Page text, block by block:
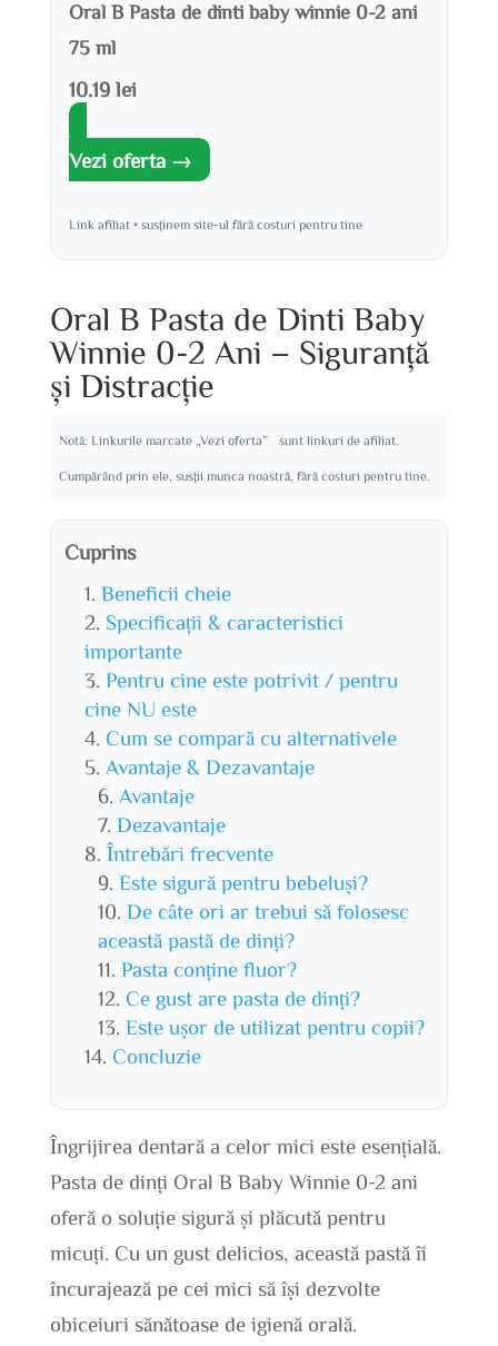
Oral B Pasta de dinti baby winnie 0-2 ani
75 ml
10.19 lei
Vezi oferta →
Link afiliat • susținem site-ul fără costuri pentru tine
Oral B Pasta de Dinti Baby
Winnie 0-2 Ani – Siguranță
și Distracție
Notă: Linkurile marcate „Vezi oferta” sunt linkuri de afiliat.
Cumpărând prin ele, susții munca noastră, fără costuri pentru tine.
Cuprins
Beneficii cheie
Specificații & caracteristici
importante
Pentru cine este potrivit / pentru
cine NU este
Cum se compară cu alternativele
Avantaje & Dezavantaje
Avantaje
Dezavantaje
Întrebări frecvente
Este sigură pentru bebeluși?
De câte ori ar trebui să folosesc
această pastă de dinți?
Pasta conține fluor?
Ce gust are pasta de dinți?
Este ușor de utilizat pentru copii?
Concluzie
Îngrijirea dentară a celor mici este esențială.
Pasta de dinți Oral B Baby Winnie 0-2 ani
oferă o soluție sigură și plăcută pentru
micuți. Cu un gust delicios, această pastă îi
încurajează pe cei mici să își dezvolte
obiceiuri sănătoase de igienă orală.